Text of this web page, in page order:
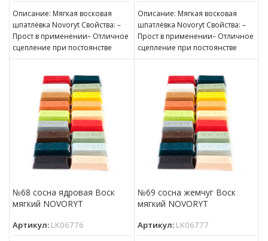
Описание: Мягкая восковая
шпатлёвка Novoryt Свойства: –
Прост в применении– Отличное
сцепление при постоянстве
консистенции– Готов к
Описание: Мягкая восковая
шпатлёвка Novoryt Свойства: –
Прост в применении– Отличное
сцепление при постоянстве
консистенции– Готов к
№68 сосна ядровая Воск
мягкий NOVORYT
Артикул: LK06776
№69 сосна жемчуг Воск
мягкий NOVORYT
Артикул: LK06777